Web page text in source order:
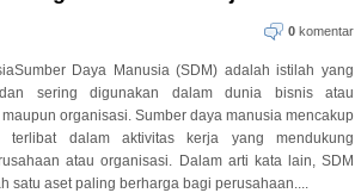
0 komentar
Daya Manusia (SDM) adalah istilah yang
sering digunakan dalam dunia bisnis atau
organisasi. Sumber daya manusia mencakup
terlibat dalam aktivitas kerja yang mendukung
atau organisasi. Dalam arti kata lain, SDM
satu aset paling berharga bagi perusahaan....